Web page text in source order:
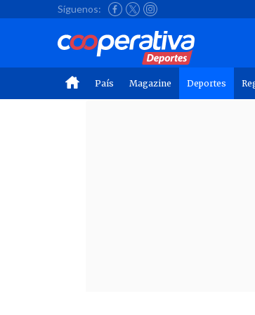
Síguenos:
País Magazine Deportes